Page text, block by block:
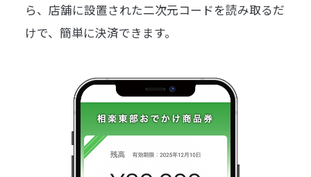
ら、店舗に設置された二次元コードを読み取るだ
けで、簡単に決済できます。